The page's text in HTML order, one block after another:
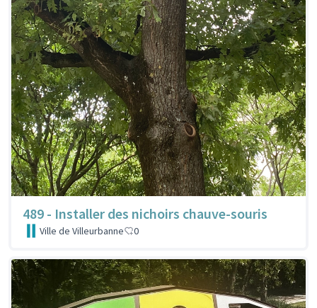
489 - Installer des nichoirs chauve-souris
Ville de Villeurbanne 0